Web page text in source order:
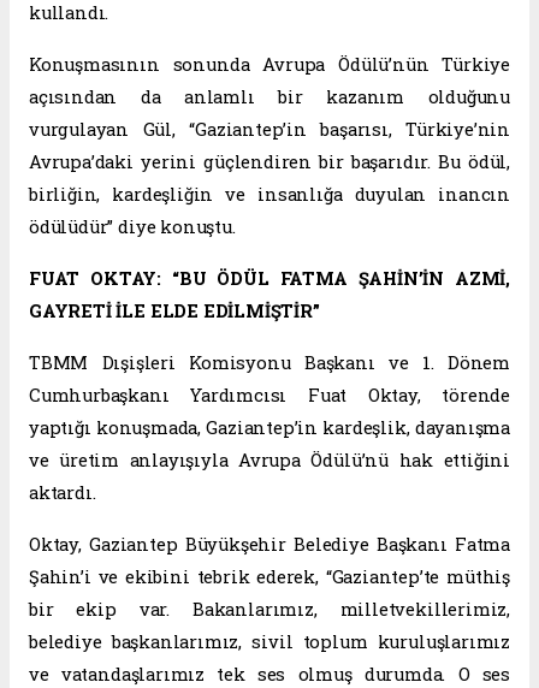
kullandı.
Konuşmasının sonunda Avrupa Ödülü’nün Türkiye
açısından da anlamlı bir kazanım olduğunu
vurgulayan Gül, “Gaziantep’in başarısı, Türkiye’nin
Avrupa’daki yerini güçlendiren bir başarıdır. Bu ödül,
birliğin, kardeşliğin ve insanlığa duyulan inancın
ödülüdür” diye konuştu.
FUAT OKTAY: “BU ÖDÜL FATMA ŞAHİN’İN AZMİ,
GAYRETİ İLE ELDE EDİLMİŞTİR”
TBMM Dışişleri Komisyonu Başkanı ve 1. Dönem
Cumhurbaşkanı Yardımcısı Fuat Oktay, törende
yaptığı konuşmada, Gaziantep’in kardeşlik, dayanışma
ve üretim anlayışıyla Avrupa Ödülü’nü hak ettiğini
aktardı.
Oktay, Gaziantep Büyükşehir Belediye Başkanı Fatma
Şahin’i ve ekibini tebrik ederek, “Gaziantep’te müthiş
bir ekip var. Bakanlarımız, milletvekillerimiz,
belediye başkanlarımız, sivil toplum kuruluşlarımız
ve vatandaşlarımız tek ses olmuş durumda. O ses